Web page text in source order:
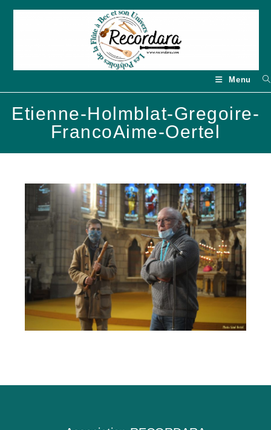
Menu
Etienne-Holmblat-Gregoire-
FrancoAime-Oertel